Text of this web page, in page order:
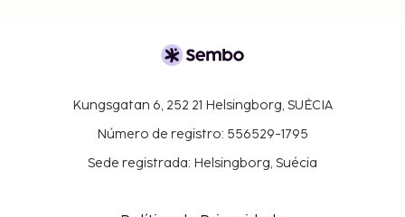
Kungsgatan 6, 252 21 Helsingborg, SUÉCIA
Número de registro: 556529-1795
Sede registrada: Helsingborg, Suécia